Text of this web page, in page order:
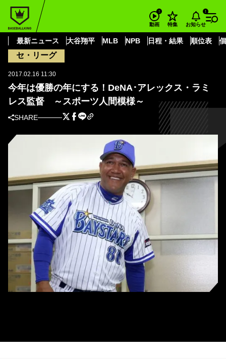
動画 特集 お知らせ
最新ニュース 大谷翔平 MLB NPB 日程・結果 順位表
BASEBALL KING
横浜DeNAベイスターズ
今年は優勝の年にする！DeNA･アレックス・ラミレス監督 ～スポーツ人間
模様～
セ・リーグ
2017.02.16 11:30
今年は優勝の年にする！DeNA･アレックス・ラミ
レス監督 ～スポーツ人間模様～
SHARE